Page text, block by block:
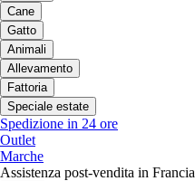
Cane
Gatto
Animali
Allevamento
Fattoria
Speciale estate
Spedizione in 24 ore
Outlet
Marche
Assistenza post-vendita in Francia